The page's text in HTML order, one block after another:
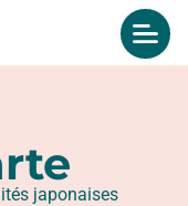
japonaises